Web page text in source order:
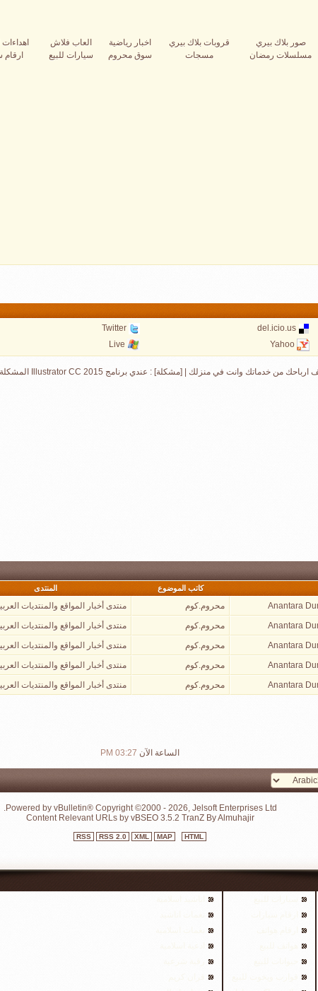
صور بلاك بيري قروبات بلاك بيري اخبار رياضية العاب فلاش
مسلسلات رمضان مسجات سوق محروم سيارات للبيع ارقام
del.icio.us
Twitter
Yahoo
Live
من خدماتك وانت في منزلك [مشكلة] : عندي برنامج Illustrator CC 2015 المشكلة اللغة فرنسية اريد تغيير اللغة الى انجليزي
كاتب الموضوع المنتدى
Anantara محروم.كوم منتدى أخبار المواقع والمنتديات
Anantara
محروم.كوم منتدى أخبار المواقع والمنتديات
Anantara
محروم.كوم منتدى أخبار المواقع والمنتديات
Anantara
محروم.كوم منتدى أخبار المواقع والمنتديات
Anantara
محروم.كوم منتدى أخبار المواقع والمنتديات
الساعة الآن 03:27 PM
Powered by vBulletin® Copyright ©2000 - 2026, Jelsoft Enterprises Ltd.
Content Relevant URLs by vBSEO3.5.2 TranZ By Almuhajir
RSS RSS 2.0 XML MAP HTML